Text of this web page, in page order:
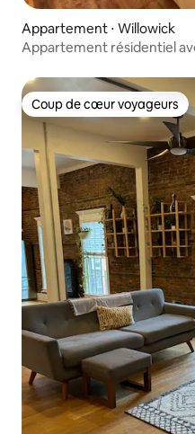
Appartement ⋅ Willowick
Appartement résidentiel
Coup de cœur voyageurs
Coup de cœur voyageurs